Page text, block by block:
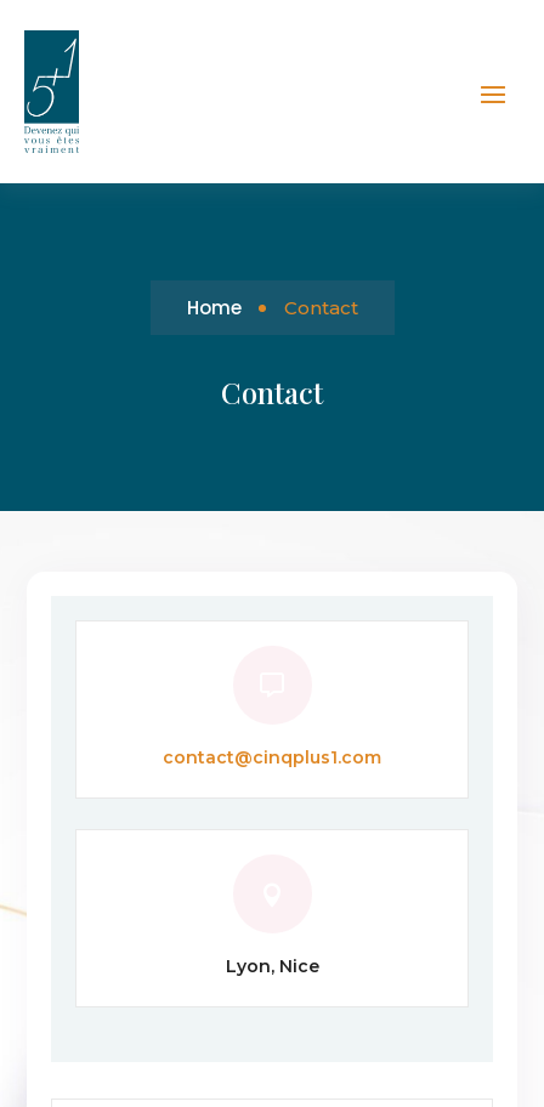
Home Contact
Contact
contact@cinqplus1.com
Lyon, Nice